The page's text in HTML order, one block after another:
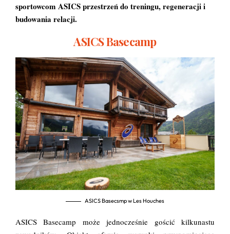
sportowcom ASICS przestrzeń do treningu, regeneracji i
budowania relacji.
ASICS Basecamp
ASICS Basecsmp w Les Houches
ASICS Basecamp może jednocześnie gościć kilkunastu